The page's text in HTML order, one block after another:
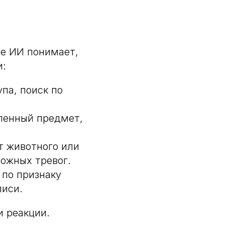
ИИ понимает,
поиск по
предмет,
животного или
тревог.
признаку
реакции.